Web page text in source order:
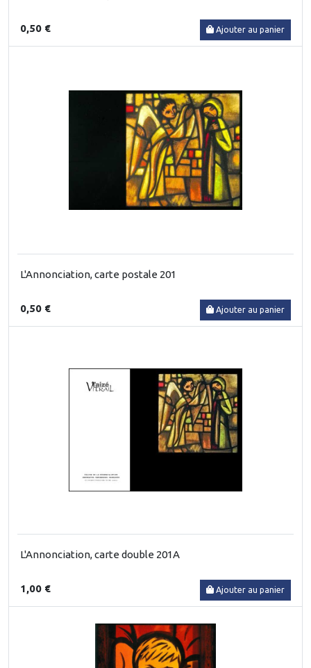
0,50 € Ajouter au panier
L'Annonciation, carte postale 201
0,50 € Ajouter au panier
L'Annonciation, carte double 201A
1,00 € Ajouter au panier